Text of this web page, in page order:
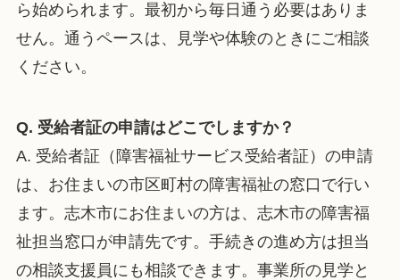
ら始められます。最初から毎日通う必要はありま
せん。通うペースは、見学や体験のときにご相談
ください。
Q. 受給者証の申請はどこでしますか？
A. 受給者証（障害福祉サービス受給者証）の申請
は、お住まいの市区町村の障害福祉の窓口で行い
ます。志木市にお住まいの方は、志木市の障害福
祉担当窓口が申請先です。手続きの進め方は担当
の相談支援員にも相談できます。事業所の見学と